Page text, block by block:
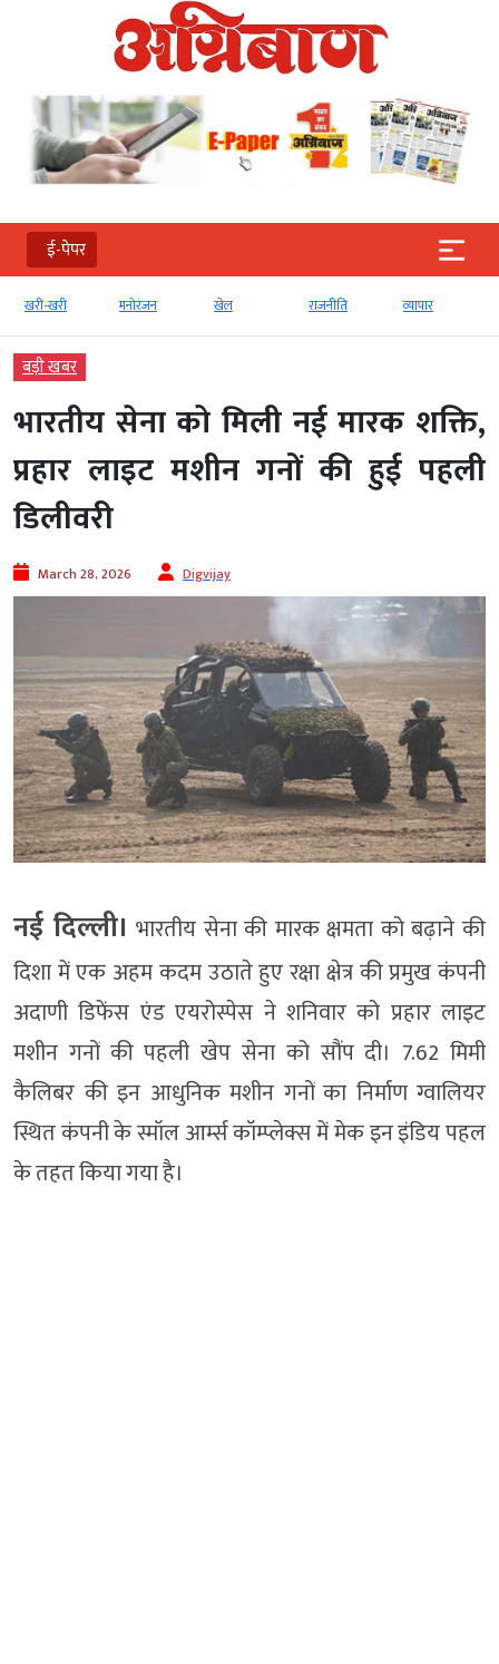
ई-पेपर
खरी-खरी मनोरंजन खेल राजनीति व्‍यापार
बड़ी खबर
भारतीय सेना को मिली नई मारक शक्ति,
प्रहार लाइट मशीन गनों की हुई पहली
डिलीवरी
March 28, 2026 Digvijay
नई दिल्ली। भारतीय सेना की मारक क्षमता को बढ़ाने की
दिशा में एक अहम कदम उठाते हुए रक्षा क्षेत्र की प्रमुख कंपनी
अदाणी डिफेंस एंड एयरोस्पेस ने शनिवार को प्रहार लाइट
मशीन गनों की पहली खेप सेना को सौंप दी। 7.62 मिमी
कैलिबर की इन आधुनिक मशीन गनों का निर्माण ग्वालियर
स्थित कंपनी के स्मॉल आर्म्स कॉम्प्लेक्स में मेक इन इंडिय पहल
के तहत किया गया है।